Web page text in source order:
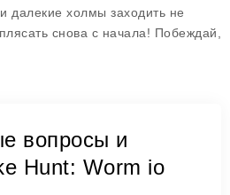
далекие холмы заходить не
снова с начала! Побеждай,
вопросы и
Hunt: Worm io